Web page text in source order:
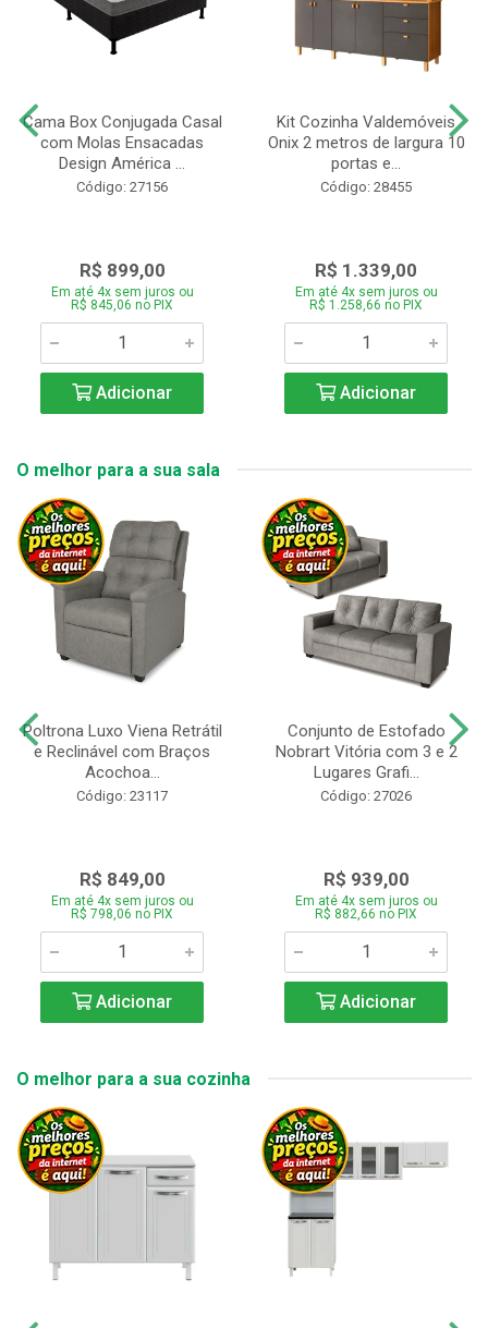
Cama Box Conjugada Casal
com Molas Ensacadas
Design América ...
Código: 27156
R$ 899,00
Em até 4x sem juros ou
R$ 845,06 no PIX
Adicionar
Kit Cozinha Valdemóveis
Onix 2 metros de largura 10
portas e...
Código: 28455
R$ 1.339,00
Em até 4x sem juros ou
R$ 1.258,66 no PIX
Adicionar
O melhor para a sua sala
Poltrona Luxo Viena Retrátil
e Reclinável com Braços
Acochoa...
Código: 23117
R$ 849,00
Em até 4x sem juros ou
R$ 798,06 no PIX
Adicionar
Conjunto de Estofado
Nobrart Vitória com 3 e 2
Lugares Grafi...
Código: 27026
R$ 939,00
Em até 4x sem juros ou
R$ 882,66 no PIX
Adicionar
O melhor para a sua cozinha